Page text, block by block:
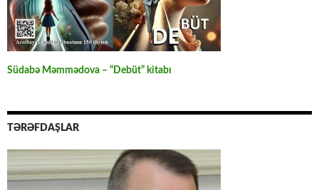
Südabə Məmmədova – “Debüt” kitabı
TƏRƏFDAŞLAR